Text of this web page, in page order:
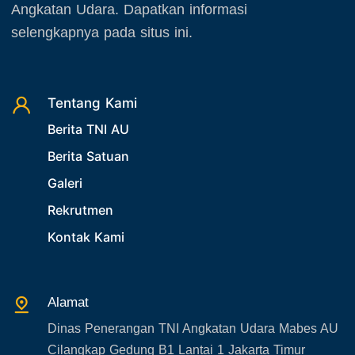
23. Operasi TNI
26. Agenda Yasarini
27. Politik
28. Bukan Berita TNI AU
29. Akademik
30. Organisasi TNI
31. SPAM
34. Agenda Kabupaten/Kota
35. Gangguan bandara
November 2025
Angkatan Udara. Dapatkan informasi
selengkapnya pada situs ini.
Tentang Kami
Berita TNI AU
Berita Satuan
Galeri
Rekrutmen
Kontak Kami
Alamat
Dinas Penerangan TNI Angkatan Udara Mabes AU
Cilangkap Gedung B1 Lantai 1 Jakarta Timur